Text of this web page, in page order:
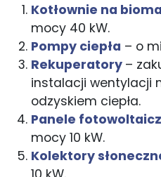
Kotłownie na
mocy 40 kW.
Pompy ciepła – o
Rekuperatory –
instalacji wentylacji
odzyskiem ciepła.
Panele
mocy 10 kW.
Kolektory